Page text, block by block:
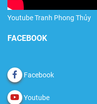
Youtube Tranh Phong Thủy
FACEBOOK
Facebook
Youtube